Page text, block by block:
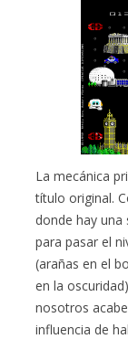
La mecánica
título original.
donde hay
para pasar el
(arañas en el
en la
nosotros
influencia de